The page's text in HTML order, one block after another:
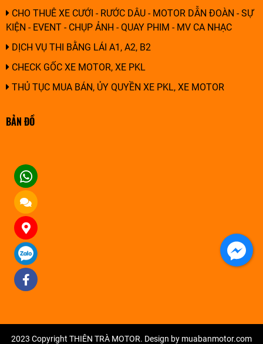
CHO THUÊ XE CƯỚI - RƯỚC DÂU - MOTOR DẪN ĐOÀN - SỰ
KIỆN - EVENT - CHỤP ẢNH - QUAY PHIM - MV CA NHẠC
DỊCH VỤ THI BẰNG LÁI A1, A2, B2
CHECK GỐC XE MOTOR, XE PKL
THỦ TỤC MUA BÁN, ỦY QUYỀN XE PKL, XE MOTOR
BẢN ĐỒ
2023 Copyright THIÊN TRÀ MOTOR. Design by muabanmotor.com